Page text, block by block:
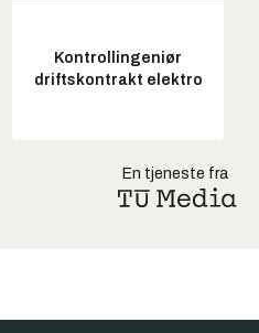
Kontrollingeniør
driftskontrakt elektro
En tjeneste fra